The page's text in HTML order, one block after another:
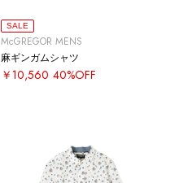
SALE
McGREGOR MENS
麻ギンガムシャツ
￥10,560 40%OFF